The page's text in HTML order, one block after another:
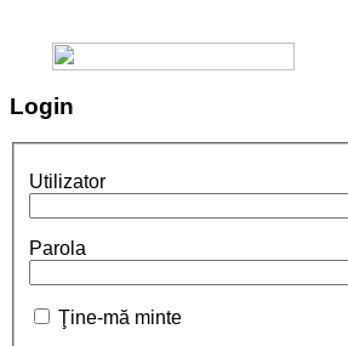
Login
Utilizator
Parola
Ţine-mă minte